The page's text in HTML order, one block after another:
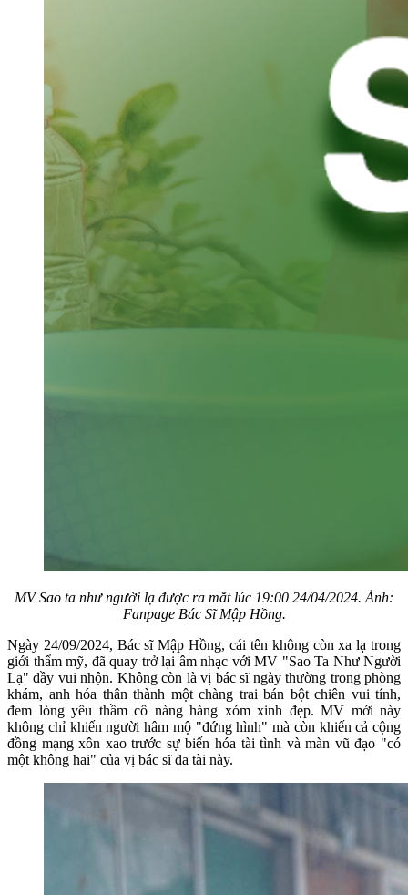
MV Sao ta như người lạ được ra mắt lúc 19:00 24/04/2024. Ảnh:
Fanpage Bác Sĩ Mập Hồng.
Ngày 24/09/2024, Bác sĩ Mập Hồng, cái tên không còn xa lạ trong
giới thẩm mỹ, đã quay trở lại âm nhạc với MV "Sao Ta Như Người
Lạ" đầy vui nhộn. Không còn là vị bác sĩ ngày thường trong phòng
khám, anh hóa thân thành một chàng trai bán bột chiên vui tính,
đem lòng yêu thầm cô nàng hàng xóm xinh đẹp. MV mới này
không chỉ khiến người hâm mộ "đứng hình" mà còn khiến cả cộng
đồng mạng xôn xao trước sự biến hóa tài tình và màn vũ đạo "có
một không hai" của vị bác sĩ đa tài này.